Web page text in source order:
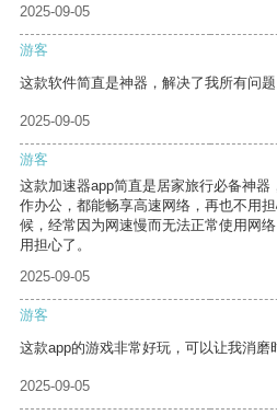
2025-09-05
游客
这款软件简直是神器，解决了我所有问题
2025-09-05
游客
这款加速器app简直是居家旅行必备神
作办公，都能畅享高速网络，再也不用
候，经常因为网速慢而无法正常使用网
用担心了。
2025-09-05
游客
这款app的游戏非常好玩，可以让我消磨
2025-09-05